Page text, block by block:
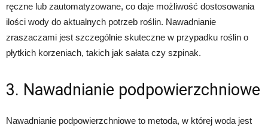
ręczne lub zautomatyzowane, co daje możliwość dostosowania
ilości wody do aktualnych potrzeb roślin. Nawadnianie
zraszaczami jest szczególnie skuteczne w przypadku roślin o
płytkich korzeniach, takich jak sałata czy szpinak.
3. Nawadnianie podpowierzchniowe
Nawadnianie podpowierzchniowe to metoda, w której woda jest